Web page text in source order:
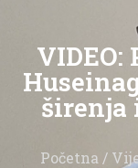
VIDEO:
širenja
Početna /